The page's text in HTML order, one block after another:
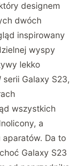
designem
dwóch
inspirowany
wyspy
lekko
Galaxy S23,
wszystkich
a
aparatów. Da to
Galaxy S23